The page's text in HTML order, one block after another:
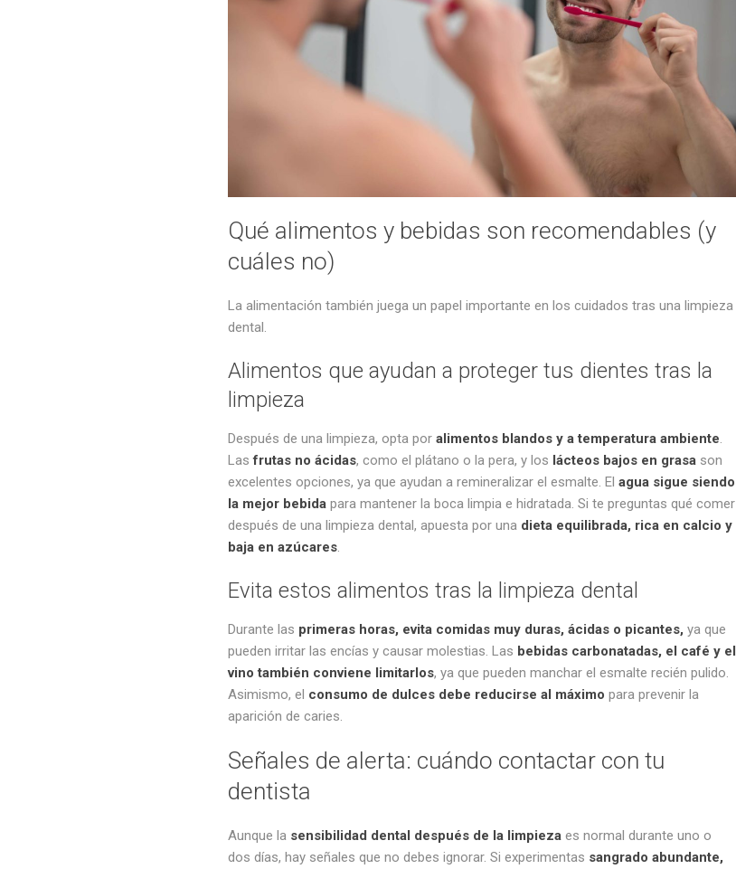
Qué alimentos y bebidas son recomendables (y
cuáles no)
La alimentación también juega un papel importante en los cuidados tras una limpieza
dental.
Alimentos que ayudan a proteger tus dientes tras la
limpieza
Después de una limpieza, opta por alimentos blandos y a temperatura ambiente.
Lasfrutas no ácidas, como el plátano o la pera, y los lácteos bajos en grasa son
excelentes opciones, ya que ayudan a remineralizar el esmalte. El agua sigue siendo
la mejor bebida para mantener la boca limpia e hidratada. Si te preguntas qué comer
después de una limpieza dental, apuesta por una dieta equilibrada, rica en calcio y
baja en azúcares.
Evita estos alimentos tras la limpieza dental
Durante las primeras horas, evita comidas muy duras, ácidas o picantes, ya que
pueden irritar las encías y causar molestias. Las bebidas carbonatadas, el café y el
vino también conviene limitarlos, ya que pueden manchar el esmalte recién pulido.
Asimismo, el consumo de dulces debe reducirse al máximo para prevenir la
aparición de caries.
Señales de alerta: cuándo contactar con tu
dentista
Aunque la sensibilidad dental después de la limpieza es normal durante uno o
dos días, hay señales que no debes ignorar. Si experimentas sangrado abundante,